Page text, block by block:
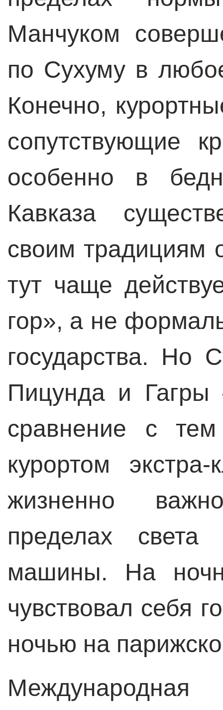
Манчуком
по Сухуму в
Конечно,
сопутствующие
особенно в
Кавказа
своим традициям
тут чаще
гор», а не
государства. Но
Пицунда и
сравнение с
курортом
жизненно
пределах света
машины. На
чувствовал себя
ночью на